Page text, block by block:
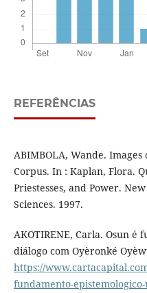
REFERÊNCIAS
ABIMBOLA, Wande.
Corpus. In : Kaplan, Flora.
Priestesses, and Power.
Sciences. 1997.
AKOTIRENE, Carla. Osun é
diálogo com Oyèronké
https://
fundamento-